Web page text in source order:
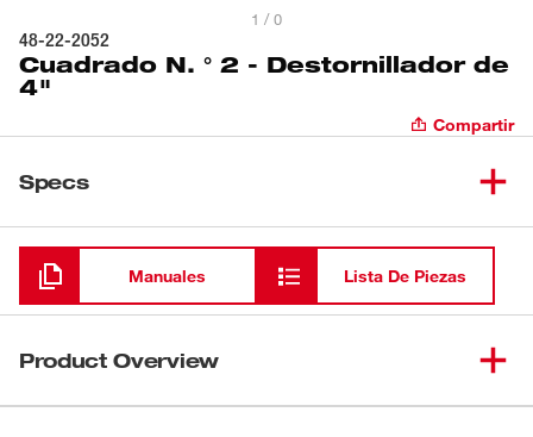
1 / 0
48-22-2052
Cuadrado N. ° 2 - Destornillador de
4"
Compartir
Specs
Cargando
Manuales Lista De Piezas
Product Overview